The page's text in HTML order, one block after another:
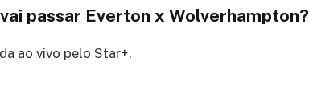
passar Everton x Wolverhampton?
ao vivo pelo Star+.